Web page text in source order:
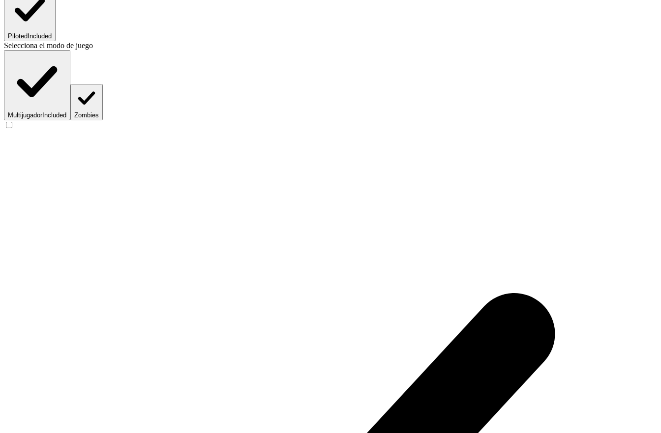
Piloted Included
Selecciona el modo de juego
MultijugadorIncluded Zombies